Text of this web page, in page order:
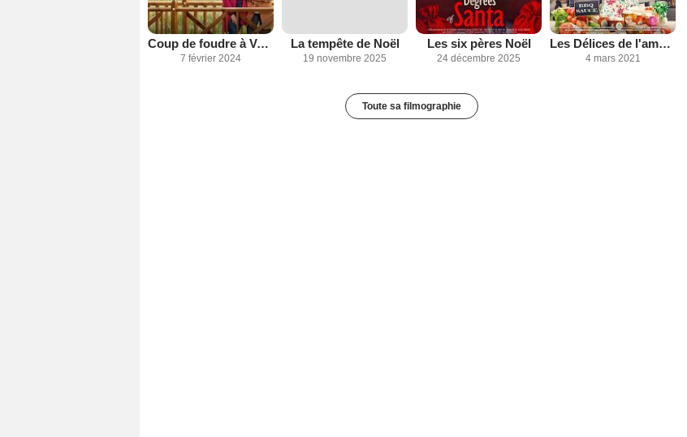
Coup de foudre à Valentine
7 février 2024
La tempête de Noël
19 novembre 2025
Les six pères Noël
24 décembre 2025
Les Délices de l'amour
4 mars 2021
Toute sa filmographie